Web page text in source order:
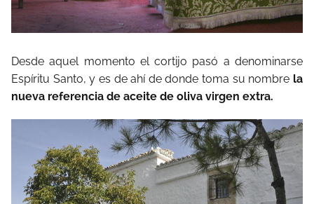
Desde aquel momento el cortijo pasó a denominarse
Espíritu Santo, y es de ahí de donde toma su nombre la
nueva referencia de aceite de oliva virgen extra.